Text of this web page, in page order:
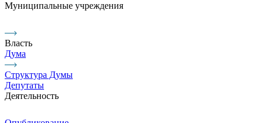
Муниципальные учреждения
Власть
Дума
Структура Думы
Депутаты
Деятельность